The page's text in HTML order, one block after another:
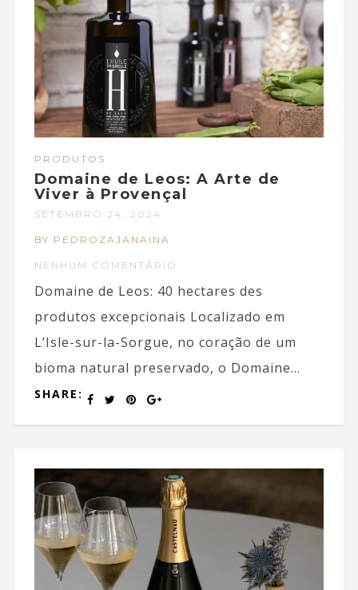
PRODUTOS
Domaine de Leos: A Arte de
Viver à Provençal
SETEMBRO 24, 2024
BY PEDROZAJANAINA
NENHUM COMENTÁRIO
Domaine de Leos: 40 hectares des
produtos excepcionais Localizado em
L’Isle-sur-la-Sorgue, no coração de um
bioma natural preservado, o Domaine...
SHARE: